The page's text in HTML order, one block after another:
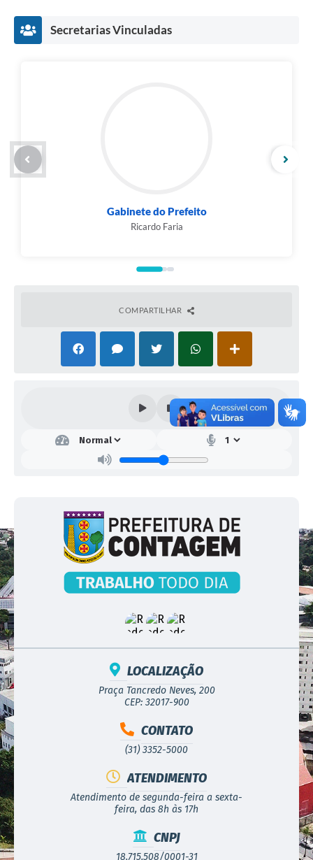
Secretarias Vinculadas
Gabinete do Prefeito
Ricardo Faria
COMPARTILHAR
LOCALIZAÇÃO
Praça Tancredo Neves, 200
CEP: 32017-900
CONTATO
(31) 3352-5000
ATENDIMENTO
Atendimento de segunda-feira a sexta-
feira, das 8h às 17h
CNPJ
18.715.508/0001-31